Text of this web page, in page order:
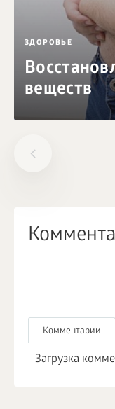
ЗДОРОВЬЕ
веществ
Комментарии
Загрузка